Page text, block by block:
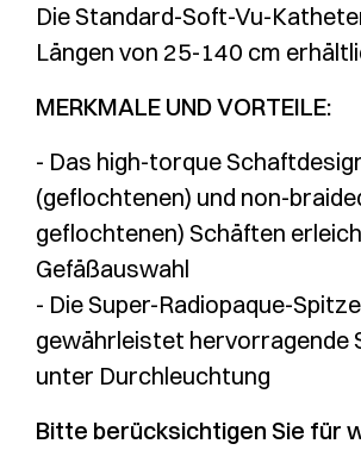
Die Standard-Soft-Vu-
Längen von 25-140 cm
MERKMALE UND VORTEILE:
- Das high-torque
(geflochtenen) und non-
geflochtenen) Schäften
Gefäßauswahl
- Die Super-Radiopaque-Spitze
gewährleistet hervorragende
unter Durchleuchtung
Bitte berücksichtigen Sie für